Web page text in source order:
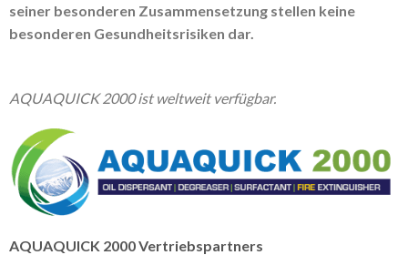
seiner besonderen Zusammensetzung stellen keine
besonderen Gesundheitsrisiken dar.
AQUAQUICK 2000 ist weltweit verfügbar.
AQUAQUICK 2000 Vertriebspartners